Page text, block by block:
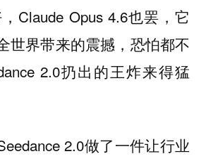
Claude Opus 4.6也罢，它
世界带来的震撼，恐怕都不
2.0扔出的王炸来得猛
2.0做了一件让行业